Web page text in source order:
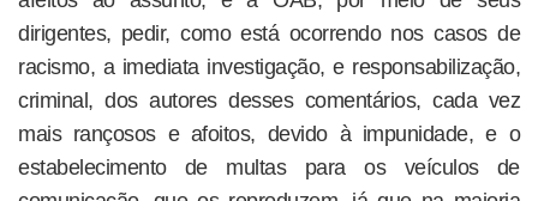
dirigentes, pedir, como está ocorrendo nos casos de
racismo, a imediata investigação, e responsabilização,
criminal, dos autores desses comentários, cada vez
mais rançosos e afoitos, devido à impunidade, e o
estabelecimento de multas para os veículos de